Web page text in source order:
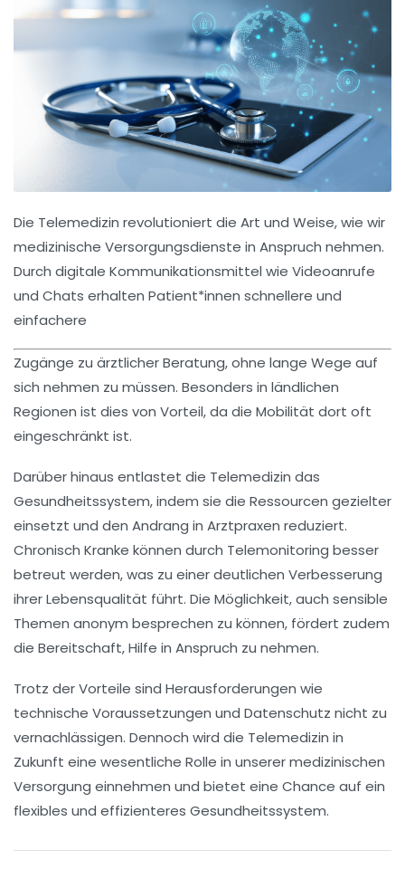
Die Telemedizin revolutioniert die Art und Weise, wie wir
medizinische Versorgungsdienste in Anspruch nehmen.
Durch digitale Kommunikationsmittel wie Videoanrufe
und Chats erhalten Patient*innen schnellere und
einfachere
Zugänge zu ärztlicher Beratung, ohne lange Wege auf
sich nehmen zu müssen. Besonders in ländlichen
Regionen ist dies von Vorteil, da die Mobilität dort oft
eingeschränkt ist.
Darüber hinaus entlastet die Telemedizin das
Gesundheitssystem, indem sie die Ressourcen gezielter
einsetzt und den Andrang in Arztpraxen reduziert.
Chronisch Kranke können durch Telemonitoring besser
betreut werden, was zu einer deutlichen Verbesserung
ihrer Lebensqualität führt. Die Möglichkeit, auch sensible
Themen anonym besprechen zu können, fördert zudem
die Bereitschaft, Hilfe in Anspruch zu nehmen.
Trotz derVorteile sind Herausforderungen wie
technische Voraussetzungen und Datenschutz nicht zu
vernachlässigen. Dennoch wird die Telemedizin in
Zukunft eine wesentliche Rolle in unserer medizinischen
Versorgung einnehmen und bietet eine Chance auf ein
flexibles und effizienteres Gesundheitssystem.